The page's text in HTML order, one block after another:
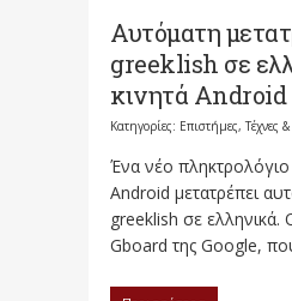
Αυτόματη
greeklish σε
κινητά Android
Κατηγορίες: Επιστήμες, Τέχνες
Ένα νέο
Android μετατρέπει
greeklish σε ελληνικά.
Gboard της Google,